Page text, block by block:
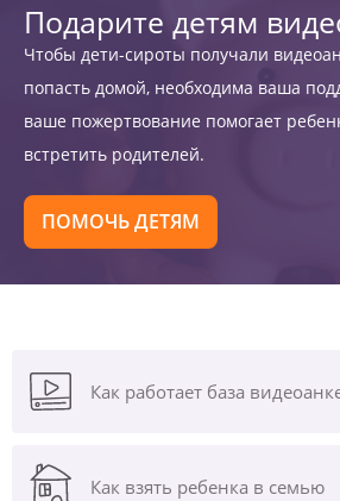
Подарите детям
Чтобы дети-сироты получали
попасть домой, необходима ваша
ваше пожертвование помогает
встретить родителей.
ПОМОЧЬ ДЕТЯМ
Как работает база
Как взять ребенка в семью